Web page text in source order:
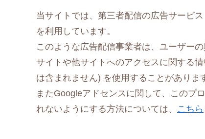
当サイトでは、第三者配信の広告サービ
を利用しています。
このような広告配信事業者は、ユーザー
サイトや他サイトへのアクセスに関する
は含まれません) を使用することがありま
またGoogleアドセンスに関して、このプ
れないようにする方法については、 こちら